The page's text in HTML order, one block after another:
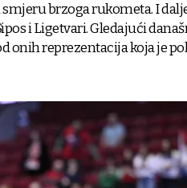
brzoga rukometa. I
i Ligetvari. Gledajući
onih reprezentacija koja je